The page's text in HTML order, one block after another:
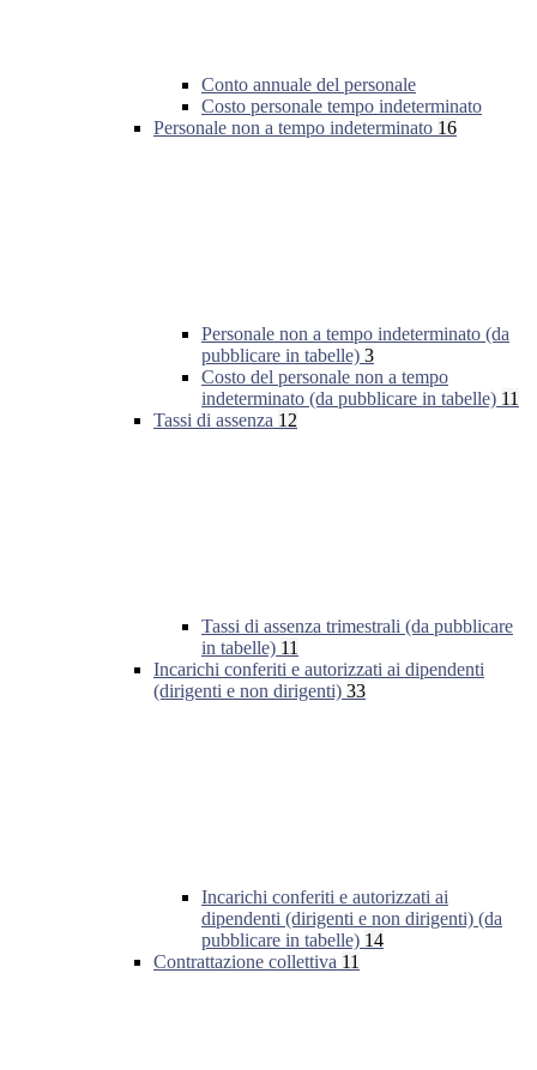
Conto annuale del personale
Costo personale tempo indeterminato
Personale non a tempo indeterminato 16
Personale non a tempo indeterminato (da
pubblicare in tabelle) 3
Costo del personale non a tempo
indeterminato (da pubblicare in tabelle) 11
Tassi di assenza 12
Tassi di assenza trimestrali (da pubblicare
in tabelle) 11
Incarichi conferiti e autorizzati ai dipendenti
(dirigenti e non dirigenti) 33
Incarichi conferiti e autorizzati ai
dipendenti (dirigenti e non dirigenti) (da
pubblicare in tabelle) 14
Contrattazione collettiva 11